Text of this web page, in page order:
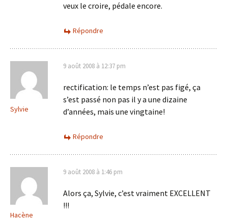
veux le croire, pédale encore.
Répondre
Sylvie
9 août 2008 à 12:37 pm
rectification: le temps n’est pas figé, ça
s’est passé non pas il y a une dizaine
d’années, mais une vingtaine!
Répondre
Hacène
9 août 2008 à 1:46 pm
Alors ça, Sylvie, c’est vraiment EXCELLENT
!!!